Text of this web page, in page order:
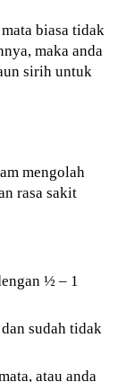
biasa tidak
maka anda
sirih untuk
mengolah
rasa sakit
½ – 1
sudah tidak
atau anda